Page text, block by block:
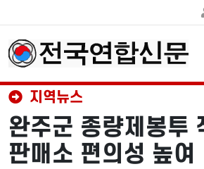
지역뉴스
완주군 종량제봉투
판매소 편의성 높여